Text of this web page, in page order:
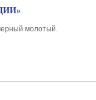
молотый.